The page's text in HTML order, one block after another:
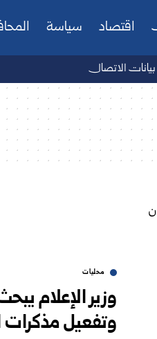
اقتصاد سياسة
بيانات الاتصال
محليات
وزير الإعلام
وتفعيل مذكرات